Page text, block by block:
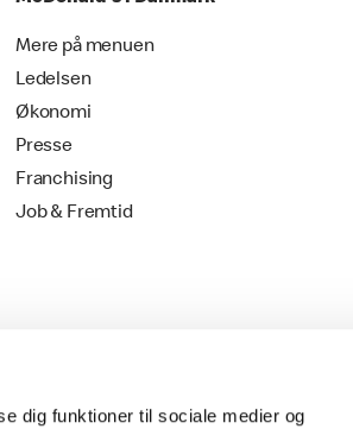
dig funktioner til sociale medier og
Mere på menuen
Ledelsen
Økonomi
Presse
Franchising
Job & Fremtid